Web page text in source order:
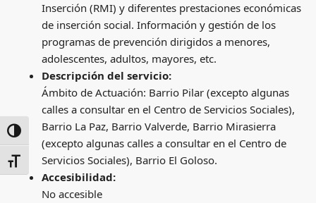
ALTERNAR ALTO CONTRASTE
ALTERNAR TAMAÑO DE LETRA
Inserción (RMI) y diferentes prestaciones económicas
de inserción social. Información y gestión de los
programas de prevención dirigidos a menores,
adolescentes, adultos, mayores, etc.
Descripción del servicio:
Ámbito de Actuación: Barrio Pilar (excepto algunas
calles a consultar en el Centro de Servicios Sociales),
Barrio La Paz, Barrio Valverde, Barrio Mirasierra
(excepto algunas calles a consultar en el Centro de
Servicios Sociales), Barrio El Goloso.
Accesibilidad:
No accesible